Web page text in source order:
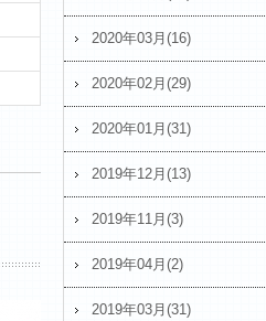
2020年03月(16)
2020年02月(29)
2020年01月(31)
2019年12月(13)
2019年11月(3)
2019年04月(2)
2019年03月(31)